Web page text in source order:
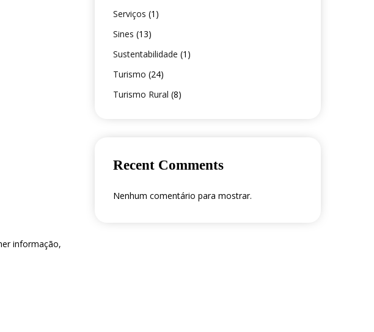
informação,
Serviços (1)
Sines (13)
Sustentabilidade (1)
Turismo (24)
Turismo Rural (8)
Recent Comments
Nenhum comentário para mostrar.